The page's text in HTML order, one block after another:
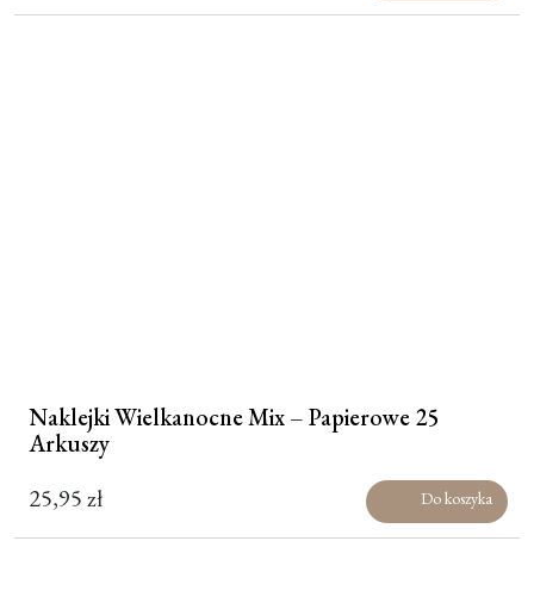
Naklejki Wielkanocne Mix – Papierowe 25
Arkuszy
25,95zł Do koszyka